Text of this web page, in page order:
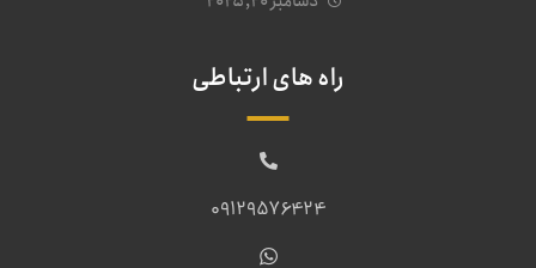
راه های ارتباطی
09129576424